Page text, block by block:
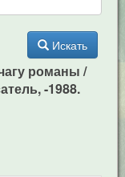
Искать
романы /
-1988.